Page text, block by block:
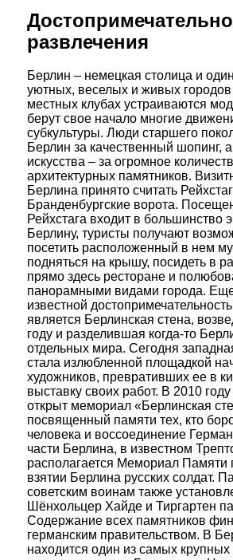
развлечения
Берлин – немецкая столица и
уютных, веселых и живых
местных клубах устраиваются
берут свое начало многие
субкультуры. Люди старшего
Берлин за качественный шопинг,
искусства – за огромное
архитектурных памятников.
Берлина принято считать
Бранденбургские ворота.
Рейхстага входит в большинство
Берлину, туристы получают
посетить расположенный в нем
подняться на крышу, посидеть в
прямо здесь ресторане и
панорамными видами города.
известной
является Берлинская стена,
году и разделившая когда-то
отдельных мира. Сегодня
стала излюбленной площадкой
художников, превративших ее в
выставку своих работ. В 2010
открыт мемориал «Берлинская
посвященный памяти тех, кто
человека и воссоединение
части Берлина, в известном
располагается Мемориал Памяти
взятии Берлина русских солдат.
советским воинам также
Шёнхольцер Хайде и Тиргартен
Содержание всех памятников
германским правительством. В
находится один из самых